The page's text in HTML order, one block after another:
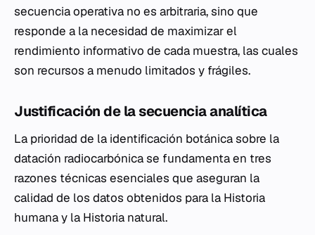
secuencia operativa no es arbitraria, sino que
responde a la necesidad de maximizar el
rendimiento informativo de cada muestra, las cuales
son recursos a menudo limitados y frágiles.
Justificación de la secuencia analítica
La prioridad de la identificación botánica sobre la
datación radiocarbónica se fundamenta en tres
razones técnicas esenciales que aseguran la
calidad de los datos obtenidos para la Historia
humana y la Historia natural.